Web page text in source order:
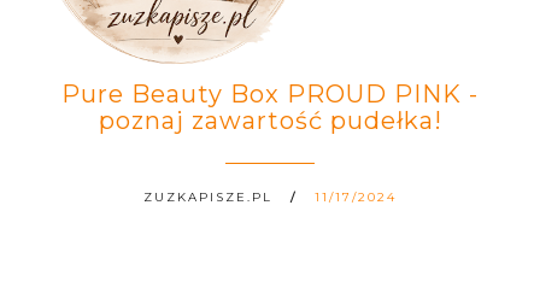
Pure Beauty Box PROUD PINK -
poznaj zawartość pudełka!
ZUZKAPISZE.PL 11/17/2024